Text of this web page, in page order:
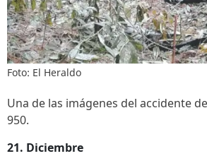
Foto: El Heraldo
Una de las imágenes del accidente
950.
21. Diciembre